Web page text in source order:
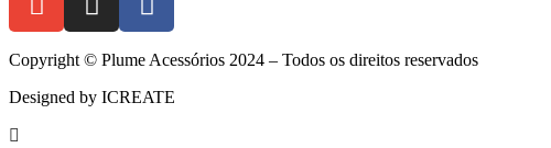
Copyright © Plume Acessórios 2024 – Todos os direitos reservados
Designed by ICREATE